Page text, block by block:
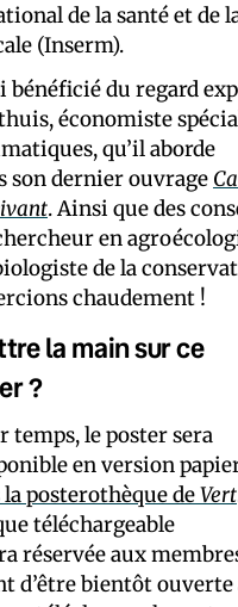
de la santé et de
(Inserm).
bénéficié du regard
économiste
qu’il aborde
son dernier ouvrage
. Ainsi que des
en
de la
chaudement !
la main sur ce
?
temps, le poster sera
en version
la posterothèque deVert
téléchargeable
réservée aux
d’être bientôt ouverte